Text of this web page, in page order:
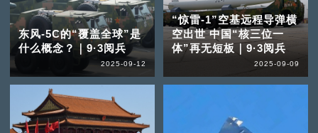
东风-5C的“覆盖全球”是
什么概念？｜9·3阅兵
2025-09-12
“惊雷-1”空基远程导弹横
空出世 中国“核三位一
体”再无短板｜9·3阅兵
2025-09-09